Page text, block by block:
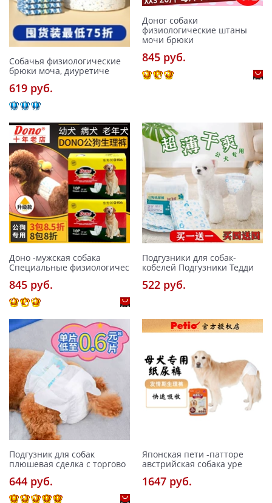
Собачья физиологические
брюки моча, диуретиче
619 pуб.
Доног собаки
физиологические штаны
мочи брюки
845 pуб.
Доно -мужская собака
Специальные физиологичес
845 pуб.
Подгузники для собак-
кобелей Подгузники Тедди
522 pуб.
Подгузник для собак
плюшевая сделка с торгово
644 pуб.
Японская пети -патторе
австрийская собака уре
1647 pуб.